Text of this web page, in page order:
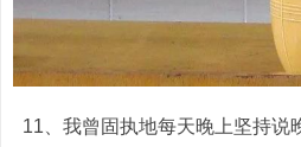
11、我曾固执地每天晚上坚持说